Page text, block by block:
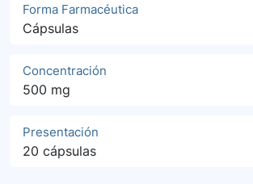
Forma Farmacéutica
Cápsulas
Concentración
500 mg
Presentación
20 cápsulas